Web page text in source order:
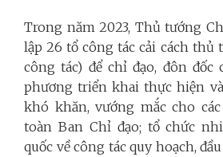
Trong năm 2023, Thủ tướng
lập 26 tổ công tác cải cách thủ
công tác) để chỉ đạo, đôn đốc
phương triển khai thực hiện
khó khăn, vướng mắc cho
toàn Ban Chỉ đạo; tổ chức
quốc về công tác quy hoạch,